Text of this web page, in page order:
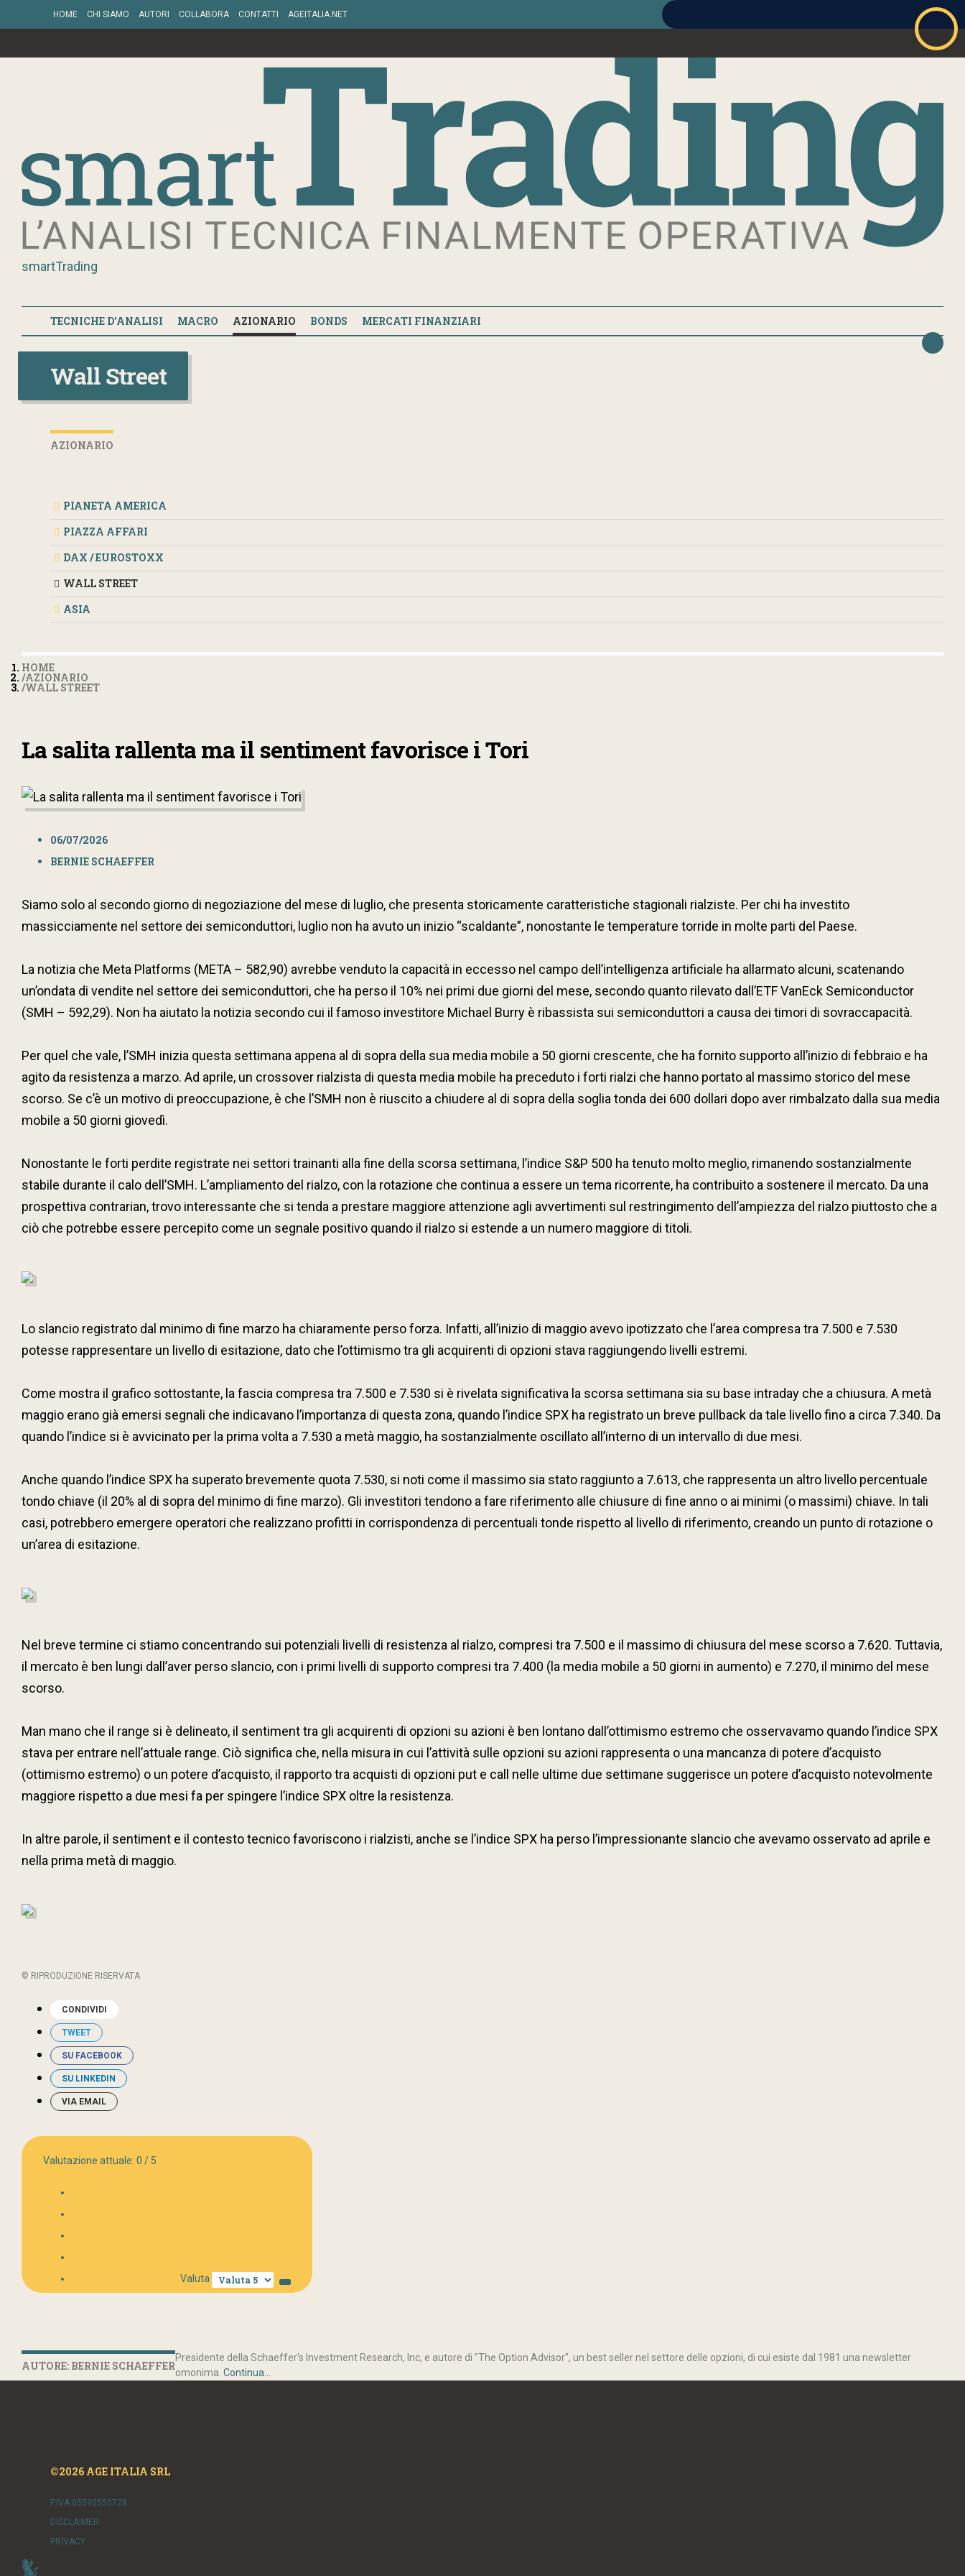
HOME CHI SIAMO AUTORI COLLABORA CONTATTI AGEITALIA.NET
ACCEDI
smartTrading
TECNICHE D'ANALISI MACRO AZIONARIO BONDS MERCATI FINANZIARI
Wall Street
AZIONARIO
PIANETA AMERICA
PIAZZA AFFARI
DAX / EUROSTOXX
WALL STREET
ASIA
HOME
AZIONARIO
WALL STREET
La salita rallenta ma il sentiment favorisce i Tori
06/07/2026
BERNIE SCHAEFFER
Siamo solo al secondo giorno di negoziazione del mese di luglio, che presenta storicamente caratteristiche stagionali rialziste. Per chi ha investito
massicciamente nel settore dei semiconduttori, luglio non ha avuto un inizio “scaldante”, nonostante le temperature torride in molte parti del Paese.
La notizia che Meta Platforms (META – 582,90) avrebbe venduto la capacità in eccesso nel campo dell’intelligenza artificiale ha allarmato alcuni, scatenando
un’ondata di vendite nel settore dei semiconduttori, che ha perso il 10% nei primi due giorni del mese, secondo quanto rilevato dall’ETF VanEck Semiconductor
(SMH – 592,29). Non ha aiutato la notizia secondo cui il famoso investitore Michael Burry è ribassista sui semiconduttori a causa dei timori di sovraccapacità.
Per quel che vale, l’SMH inizia questa settimana appena al di sopra della sua media mobile a 50 giorni crescente, che ha fornito supporto all’inizio di febbraio e ha
agito da resistenza a marzo. Ad aprile, un crossover rialzista di questa media mobile ha preceduto i forti rialzi che hanno portato al massimo storico del mese
scorso. Se c’è un motivo di preoccupazione, è che l’SMH non è riuscito a chiudere al di sopra della soglia tonda dei 600 dollari dopo aver rimbalzato dalla sua media
mobile a 50 giorni giovedì.
Nonostante le forti perdite registrate nei settori trainanti alla fine della scorsa settimana, l’indice S&P 500 ha tenuto molto meglio, rimanendo sostanzialmente
stabile durante il calo dell’SMH. L’ampliamento del rialzo, con la rotazione che continua a essere un tema ricorrente, ha contribuito a sostenere il mercato. Da una
prospettiva contrarian, trovo interessante che si tenda a prestare maggiore attenzione agli avvertimenti sul restringimento dell’ampiezza del rialzo piuttosto che a
ciò che potrebbe essere percepito come un segnale positivo quando il rialzo si estende a un numero maggiore di titoli.
Lo slancio registrato dal minimo di fine marzo ha chiaramente perso forza. Infatti, all’inizio di maggio avevo ipotizzato che l’area compresa tra 7.500 e 7.530
potesse rappresentare un livello di esitazione, dato che l’ottimismo tra gli acquirenti di opzioni stava raggiungendo livelli estremi.
Come mostra il grafico sottostante, la fascia compresa tra 7.500 e 7.530 si è rivelata significativa la scorsa settimana sia su base intraday che a chiusura. A metà
maggio erano già emersi segnali che indicavano l’importanza di questa zona, quando l’indice SPX ha registrato un breve pullback da tale livello fino a circa 7.340. Da
quando l’indice si è avvicinato per la prima volta a 7.530 a metà maggio, ha sostanzialmente oscillato all’interno di un intervallo di due mesi.
Anche quando l’indice SPX ha superato brevemente quota 7.530, si noti come il massimo sia stato raggiunto a 7.613, che rappresenta un altro livello percentuale
tondo chiave (il 20% al di sopra del minimo di fine marzo). Gli investitori tendono a fare riferimento alle chiusure di fine anno o ai minimi (o massimi) chiave. In tali
casi, potrebbero emergere operatori che realizzano profitti in corrispondenza di percentuali tonde rispetto al livello di riferimento, creando un punto di rotazione o
un’area di esitazione.
Nel breve termine ci stiamo concentrando sui potenziali livelli di resistenza al rialzo, compresi tra 7.500 e il massimo di chiusura del mese scorso a 7.620. Tuttavia,
il mercato è ben lungi dall’aver perso slancio, con i primi livelli di supporto compresi tra 7.400 (la media mobile a 50 giorni in aumento) e 7.270, il minimo del mese
scorso.
Man mano che il range si è delineato, il sentiment tra gli acquirenti di opzioni su azioni è ben lontano dall’ottimismo estremo che osservavamo quando l’indice SPX
stava per entrare nell’attuale range. Ciò significa che, nella misura in cui l’attività sulle opzioni su azioni rappresenta o una mancanza di potere d’acquisto
(ottimismo estremo) o un potere d’acquisto, il rapporto tra acquisti di opzioni put e call nelle ultime due settimane suggerisce un potere d’acquisto notevolmente
maggiore rispetto a due mesi fa per spingere l’indice SPX oltre la resistenza.
In altre parole, il sentiment e il contesto tecnico favoriscono i rialzisti, anche se l’indice SPX ha perso l’impressionante slancio che avevamo osservato ad aprile e
nella prima metà di maggio.
© RIPRODUZIONE RISERVATA
CONDIVIDI
TWEET
SU FACEBOOK
SU LINKEDIN
VIA EMAIL
Valutazione attuale: 0 / 5
Valuta
AUTORE: BERNIE SCHAEFFER
Presidente della Schaeffer's Investment Research, Inc, e autore di "The Option Advisor", un best seller nel settore delle opzioni, di cui esiste dal 1981 una newsletter
omonima. Continua...
©2026 AGE ITALIA SRL
P.IVA 05590550728
DISCLAIMER
PRIVACY